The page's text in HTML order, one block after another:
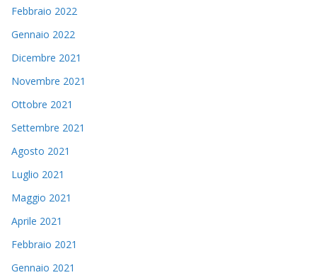
Febbraio 2022
Gennaio 2022
Dicembre 2021
Novembre 2021
Ottobre 2021
Settembre 2021
Agosto 2021
Luglio 2021
Maggio 2021
Aprile 2021
Febbraio 2021
Gennaio 2021